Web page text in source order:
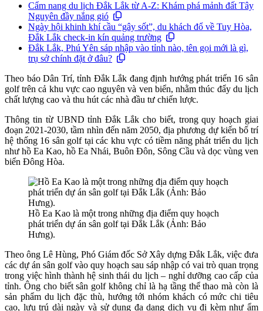
Cẩm nang du lịch Đắk Lắk từ A-Z: Khám phá mảnh đất Tây
Nguyên đầy nắng gió
Ngày hội khinh khí cầu “gây sốt”, du khách đổ về Tuy Hòa,
Đắk Lắk check-in kín quảng trường
Đắk Lắk, Phú Yên sáp nhập vào tỉnh nào, tên gọi mới là gì,
trụ sở chính đặt ở đâu?
Theo báo Dân Trí, tỉnh Đắk Lắk đang định hướng phát triển 16 sân
golf trên cả khu vực cao nguyên và ven biển, nhằm thúc đẩy du lịch
chất lượng cao và thu hút các nhà đầu tư chiến lược.
Thông tin từ UBND tỉnh Đắk Lắk cho biết, trong quy hoạch giai
đoạn 2021-2030, tầm nhìn đến năm 2050, địa phương dự kiến bố trí
hệ thống 16 sân golf tại các khu vực có tiềm năng phát triển du lịch
như hồ Ea Kao, hồ Ea Nhái, Buôn Đôn, Sông Cầu và dọc vùng ven
biển Đông Hòa.
Hồ Ea Kao là một trong những địa điểm quy hoạch
phát triển dự án sân golf tại Đắk Lắk (Ảnh: Bảo
Hưng).
Theo ông Lê Hùng, Phó Giám đốc Sở Xây dựng Đắk Lắk, việc đưa
các dự án sân golf vào quy hoạch sau sáp nhập có vai trò quan trọng
trong việc hình thành hệ sinh thái du lịch – nghỉ dưỡng cao cấp của
tỉnh. Ông cho biết sân golf không chỉ là hạ tầng thể thao mà còn là
sản phẩm du lịch đặc thù, hướng tới nhóm khách có mức chi tiêu
cao, lưu trú dài ngày và sử dụng đa dạng dịch vụ đi kèm như ẩm